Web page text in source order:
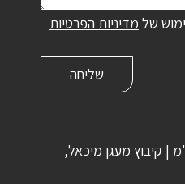
של מדיניות הפרטיות
| קיבוץ מעגן מיכאל,